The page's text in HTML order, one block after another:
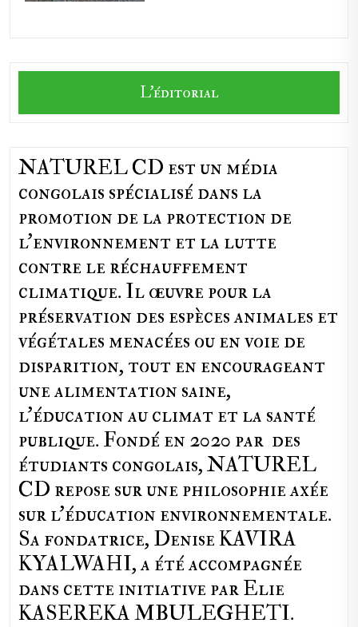
L'éditorial
NATUREL CD est un média
congolais spécialisé dans la
promotion de la protection de
l’environnement et la lutte
contre le réchauffement
climatique. Il œuvre pour la
préservation des espèces animales et
végétales menacées ou en voie de
disparition, tout en encourageant
une alimentation saine,
l'éducation au climat et la santé
publique. Fondé en 2020 par des
étudiants congolais, NATUREL
CD repose sur une philosophie axée
sur l'éducation environnementale.
Sa fondatrice, Denise KAVIRA
KYALWAHI, a été accompagnée
dans cette initiative par Elie
KASEREKA MBULEGHETI.